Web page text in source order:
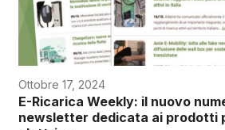
Ottobre 17, 2024
E-Ricarica Weekly: il nuovo
newsletter dedicata ai prodotti